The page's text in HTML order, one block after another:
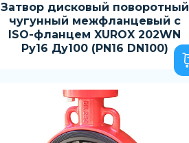
Затвор дисковый поворотный
чугунный межфланцевый с
ISO-фланцем XUROX 202WN
Ру16 Ду100 (PN16 DN100)